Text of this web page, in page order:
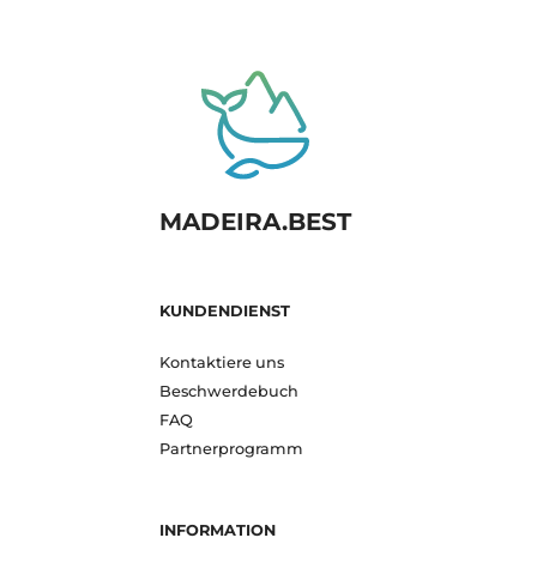
MADEIRA.BEST
KUNDENDIENST
Kontaktiere uns
Beschwerdebuch
FAQ
Partnerprogramm
INFORMATION